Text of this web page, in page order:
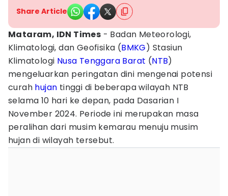
Share Article
Mataram, IDN Times - Badan Meteorologi,
Klimatologi, dan Geofisika (BMKG) Stasiun
Klimatologi Nusa Tenggara Barat (NTB)
mengeluarkan peringatan dini mengenai potensi
curah hujan tinggi di beberapa wilayah NTB
selama 10 hari ke depan, pada Dasarian I
November 2024. Periode ini merupakan masa
peralihan dari musim kemarau menuju musim
hujan di wilayah tersebut.